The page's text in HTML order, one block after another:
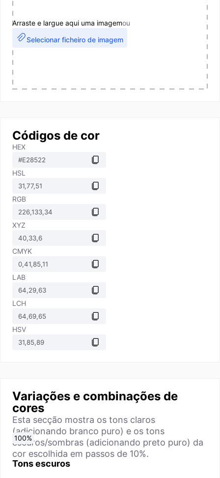
Arraste e largue aqui uma imagemou
Selecionar ficheiro de imagem
Códigos de cor
HEX
HSL
RGB
XYZ
CMYK
LAB
LCH
HSV
Variações e combinações de
cores
Esta secção mostra os tons claros
(adicionando branco puro) e os tons
escuros/sombras (adicionando preto puro) da
cor escolhida em passos de 10%.
Tons escuros
0%
10%
20%
30%
40%
50%
60%
70%
80%
90%
100%